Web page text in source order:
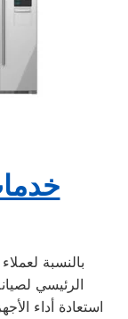
بالنسبة
الرئيسي
استعادة أداء